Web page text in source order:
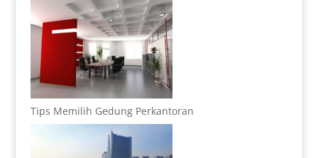
Tips Memilih Gedung Perkantoran